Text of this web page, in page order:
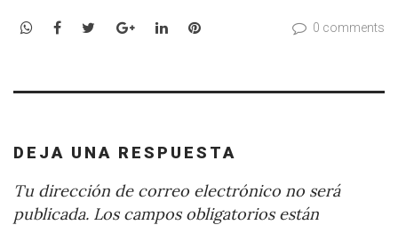
WhatsApp
Facebook
TwitterGoogle+LinkedInPinterest 0 comments
DEJA UNA RESPUESTA
Tu dirección de correo electrónico no será
publicada. Los campos obligatorios están